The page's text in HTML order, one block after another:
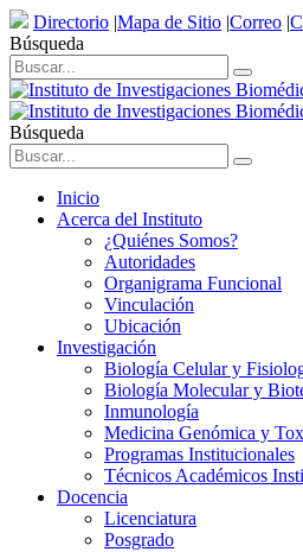
Directorio |Mapa de Sitio |Correo |
Búsqueda
Búsqueda
Inicio
Acerca del Instituto
¿Quiénes Somos?
Autoridades
Organigrama Funcional
Vinculación
Ubicación
Investigación
Biología Celular y
Biología Molecular y
Inmunología
Medicina Genómica y
Programas Institucionales
Técnicos Académicos
Docencia
Licenciatura
Posgrado